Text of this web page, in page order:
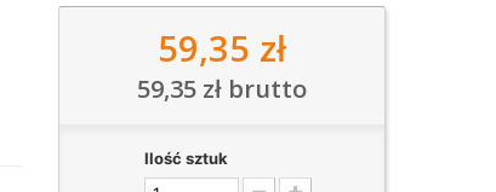
59,35 zł
59,35 zł brutto
Ilość sztuk